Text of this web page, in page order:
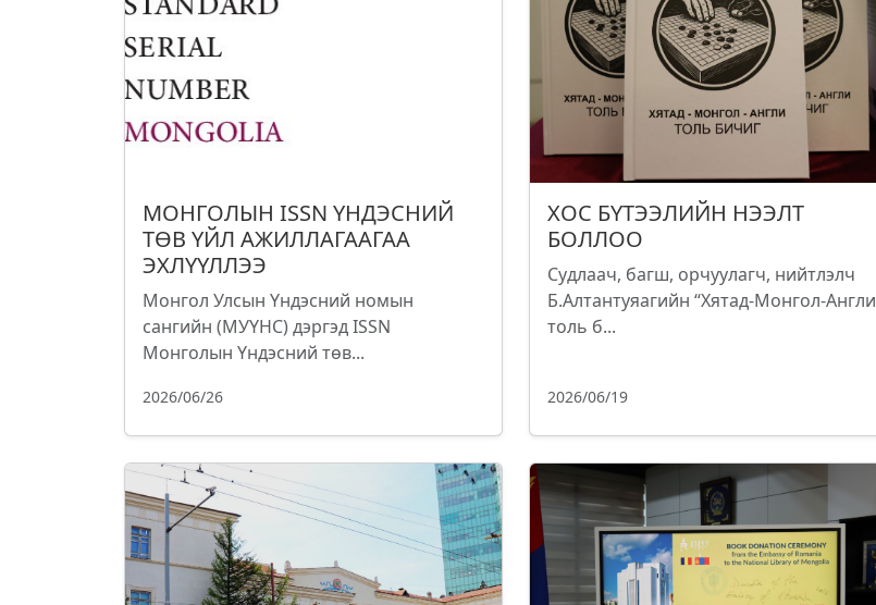
МОНГОЛЫН ISSN ҮНДЭСНИЙ
ТӨВ ҮЙЛ АЖИЛЛАГААГАА
ЭХЛҮҮЛЛЭЭ
Монгол Улсын Үндэсний номын
сангийн (МУҮНС) дэргэд ISSN
Монголын Үндэсний төв...
2026/06/26
ХОС БҮТЭЭЛИЙН НЭЭЛТ
БОЛЛОО
Судлаач, багш, орчуулагч, нийтлэлч
Б.Алтантуяагийн “Хятад-Монгол-Англи
толь б...
2026/06/19